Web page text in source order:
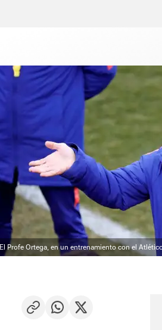
El Profe Ortega, en un entrenamiento con el